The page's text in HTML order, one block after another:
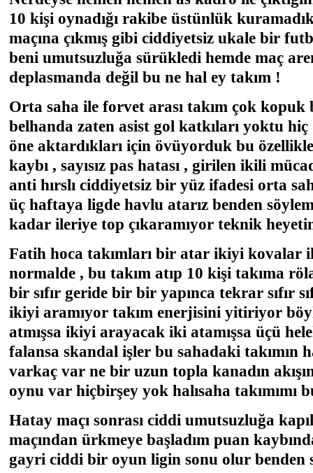
10 kişi oynadığı rakibe üstünlük
maçına çıkmış gibi ciddiyetsiz ukale bir
beni umutsuzluğa sürükledi hemde maç
deplasmanda değil bu ne hal ey takım !
Orta saha ile forvet arası takım çok
belhanda zaten asist gol katkıları yoktu hiç
öne aktardıkları için övüyorduk bu
kaybı , sayısız pas hatası , girilen ikili
anti hırslı ciddiyetsiz bir yüz ifadesi orta
üç haftaya ligde havlu atarız benden
kadar ileriye top çıkaramıyor teknik
Fatih hoca takımları bir atar ikiyi kovalar
normalde , bu takım atıp 10 kişi takıma
bir sıfır geride bir bir yapınca tekrar sıfır
ikiyi aramıyor takım enerjisini yitiriyor
atmışsa ikiyi arayacak iki atamışsa üçü
falansa skandal işler bu sahadaki takımın
varkaç var ne bir uzun topla kanadın
oynu var hiçbirşey yok halısaha takımımı
Hatay maçı sonrası ciddi umutsuzluğa
maçından ürkmeye başladım puan
gayri ciddi bir oyun ligin sonu olur benden